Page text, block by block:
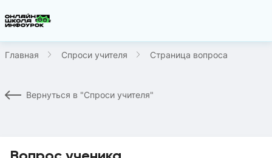
Главная Спроси учителя Страница вопроса
Вернуться в "Спроси учителя"